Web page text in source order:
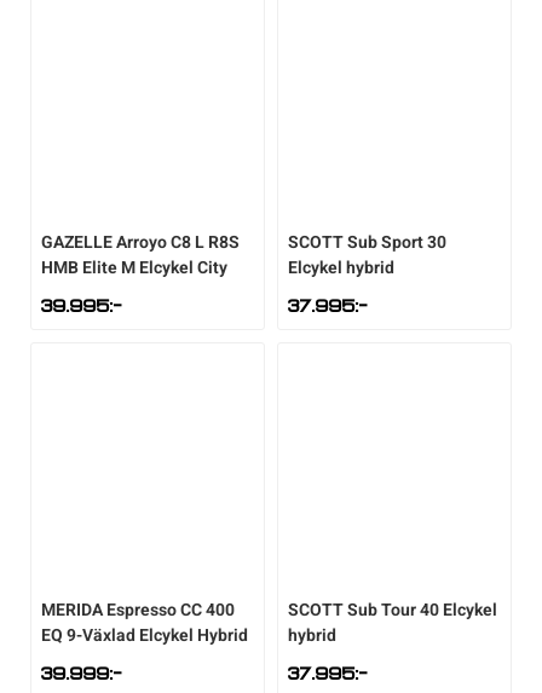
GAZELLEArroyo C8 L R8S
HMB Elite M Elcykel City
39.995:-
SCOTTSub Sport 30
Elcykel hybrid
37.995:-
MERIDAEspresso CC 400
EQ 9-Växlad Elcykel Hybrid
39.999:-
SCOTTSub Tour 40 Elcykel
hybrid
37.995:-